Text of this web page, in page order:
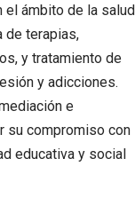
el ámbito de la salud
de terapias,
y tratamiento de
y adicciones.
e
su compromiso con
educativa y social